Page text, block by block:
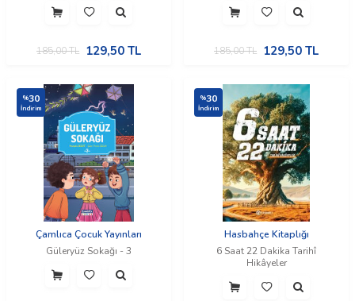
185,00TL 129,50 TL 185,00TL 129,50 TL
%30
İndirim
Çamlıca Çocuk Yayınları
Güleryüz Sokağı - 3
%30
İndirim
Hasbahçe Kitaplığı
6 Saat 22 Dakika Tarihî
Hikâyeler